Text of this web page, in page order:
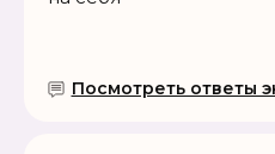
Посмотреть ответы